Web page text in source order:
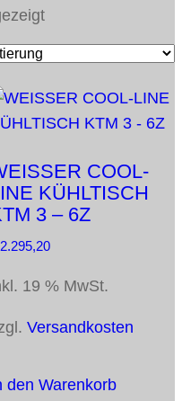
COOL-
KÜHLTISCH
3 – 6Z
19 % MwSt.
Versandkosten
den Warenkorb